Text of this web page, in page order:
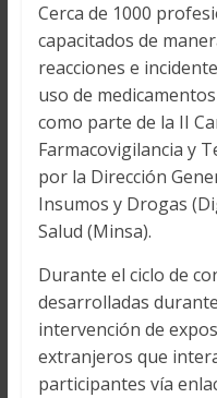
Cerca de 1000
capacitados de
reacciones e
uso de
como parte de la II
Farmacovigilancia y
por la Dirección
Insumos y Drogas
Salud (Minsa).
Durante el ciclo de
desarrolladas
intervención de
extranjeros que
participantes vía